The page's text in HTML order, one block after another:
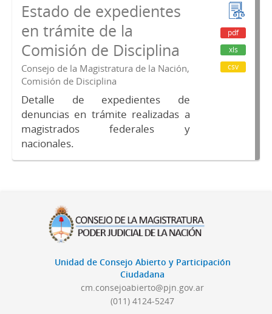
Estado de expedientes
en trámite de la
Comisión de Disciplina
Consejo de la Magistratura de la Nación,
Comisión de Disciplina
Detalle de expedientes de
denuncias en trámite realizadas a
magistrados federales y
nacionales.
pdf
xls
csv
Unidad de Consejo Abierto y Participación
Ciudadana
cm.consejoabierto@pjn.gov.ar
(011) 4124-5247